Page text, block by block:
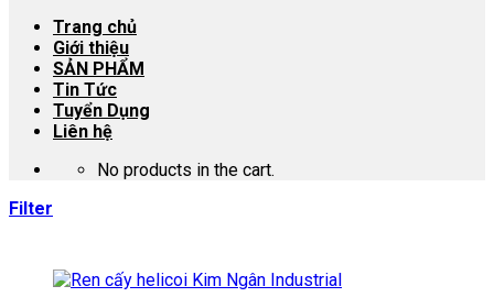
Trang chủ
Giới thiệu
SẢN PHẨM
Tin Tức
Tuyển Dụng
Liên hệ
No products in the cart.
Filter